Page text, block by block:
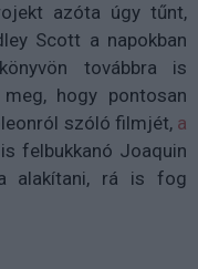
azóta úgy tűnt,
Scott a napokban
továbbra is
hogy pontosan
szóló filmjét, a
felbukkanó Joaquin
alakítani, rá is fog